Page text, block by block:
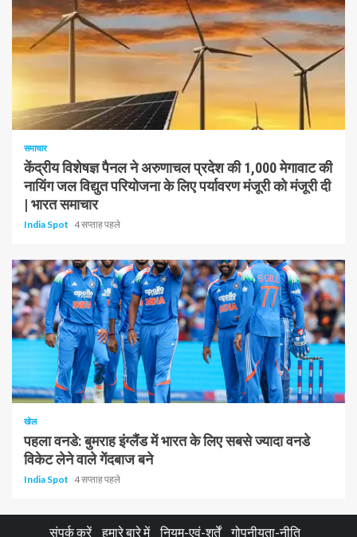
1 न्यूनतम पढ़ा
समाचार
केंद्रीय विशेषज्ञ पैनल ने अरुणाचल प्रदेश की 1,000 मेगावाट की
नायिंग जल विद्युत परियोजना के लिए पर्यावरण मंजूरी को मंजूरी दी
| भारत समाचार
India Spot 4 सप्ताह पहले
1 न्यूनतम पढ़ा
खेल
पहला वनडे: बुमराह इंग्लैंड में भारत के लिए सबसे ज्यादा वनडे
विकेट लेने वाले गेंदबाज बने
India Spot 4 सप्ताह पहले
संपर्क करें हमारे बारे में नियम-एवं-शर्तें गोपनीयता-नीति